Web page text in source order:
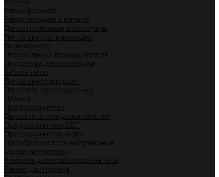
Ксенон
Блоки розжига
Блоки розжига штатные
Дополнительные аксессуары
Лента светоотражающая
Люминометр
Переходники прикуривателя
Подсветка декоративная
Гибкий неон
Лента светодиодная
Логотипы светодиодные
Пленка
Предохранители
Держатели предохранителей
Предохранитель CBT
Предохранитель Koito
Преобразователи напряжения
Радар-детекторы
Коврики для приборной панели
Рамки для номера